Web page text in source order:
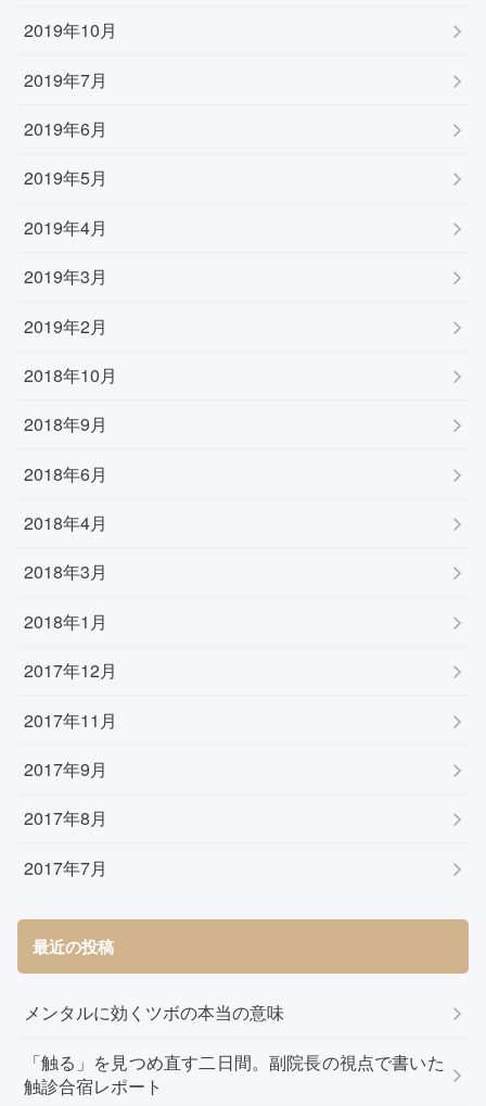
2019年10月
2019年7月
2019年6月
2019年5月
2019年4月
2019年3月
2019年2月
2018年10月
2018年9月
2018年6月
2018年4月
2018年3月
2018年1月
2017年12月
2017年11月
2017年9月
2017年8月
2017年7月
最近の投稿
メンタルに効くツボの本当の意味
「触る」を見つめ直す二日間。副院長の視点で書いた
触診合宿レポート